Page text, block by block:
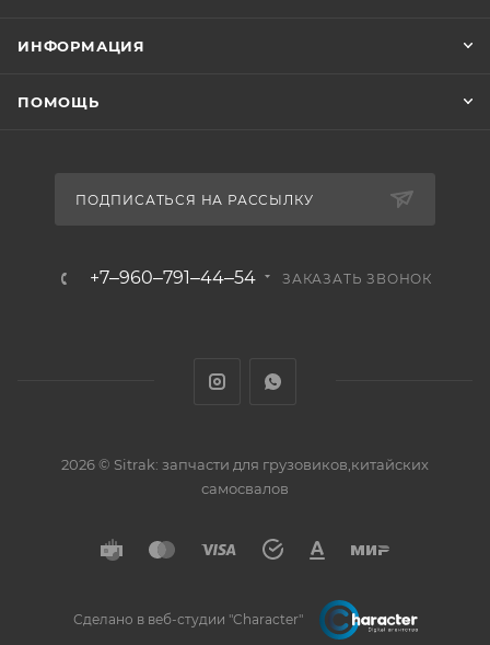
ИНФОРМАЦИЯ
ПОМОЩЬ
ПОДПИСАТЬСЯ НА РАССЫЛКУ
+7‒960‒791‒44‒54 ЗАКАЗАТЬ ЗВОНОК
2026 © Sitrak: запчасти для грузовиков,китайских
самосвалов
Сделано в веб-студии "Character"